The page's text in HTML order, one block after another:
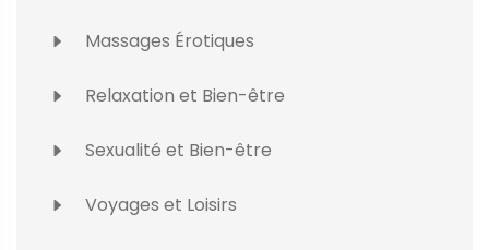
Massages Érotiques
Relaxation et Bien-être
Sexualité et Bien-être
Voyages et Loisirs